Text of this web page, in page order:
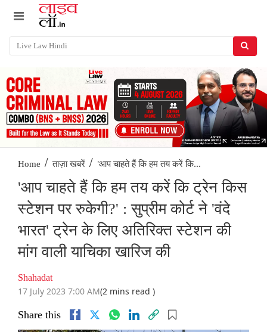
Home / ताज़ा खबरें / 'आप चाहते हैं कि हम तय करें कि...
'आप चाहते हैं कि हम तय करें कि ट्रेन किस
स्टेशन पर रुकेगी?' : सुप्रीम कोर्ट ने 'वंदे
भारत' ट्रेन के लिए अतिरिक्त स्टेशन की
मांग वाली याचिका खारिज की
Shahadat
17 July 2023 7:00 AM(2 mins read )
Share this